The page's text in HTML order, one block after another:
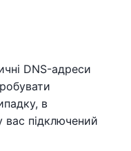
DNS-адреси
в
вас підключений